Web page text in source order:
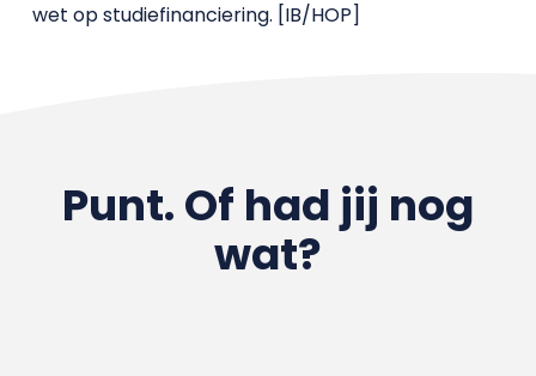
wet op studiefinanciering. [IB/HOP]
Punt. Of had jij nog
wat?